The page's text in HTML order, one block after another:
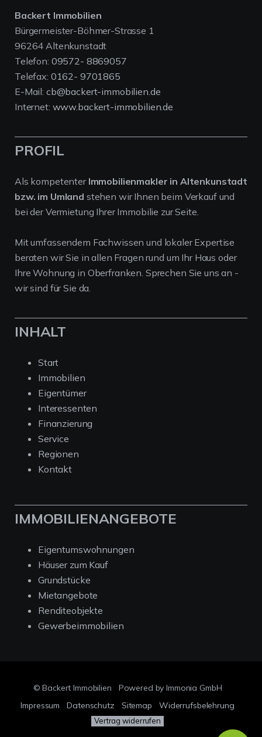
Backert Immobilien
Bürgermeister-Böhmer-Strasse 1
96264 Altenkunstadt
Telefon: 09572- 8869057
Telefax: 0162- 9701865
E-Mail: cb@backert-immobilien.de
Internet: www.backert-immobilien.de
PROFIL
Als kompetenter Immobilienmakler in Altenkunstadt
bzw. im Umland stehen wir Ihnen beim Verkauf und
bei der Vermietung Ihrer Immobilie zur Seite.
Mit umfassendem Fachwissen und lokaler Expertise
beraten wir Sie in allen Fragen rund um Ihr Haus oder
Ihre Wohnung in Oberfranken. Sprechen Sie uns an -
wir sind für Sie da.
INHALT
Start
Immobilien
Eigentümer
Interessenten
Finanzierung
Service
Regionen
Kontakt
IMMOBILIENANGEBOTE
Eigentumswohnungen
Häuser zum Kauf
Grundstücke
Mietangebote
Renditeobjekte
Gewerbeimmobilien
© Backert Immobilien
Powered by Immonia GmbH
Impressum
Datenschutz Sitemap Widerrufsbelehrung
Vertrag widerrufen